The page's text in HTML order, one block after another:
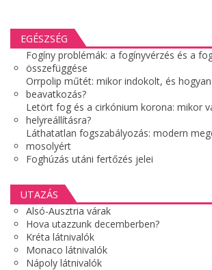
EGÉSZSÉG
Fogíny problémák: a fogínyvérzés és a
összefüggése
Orrpolip műtét: mikor indokolt, és
beavatkozás?
Letört fog és a cirkónium korona: mikor
helyreállításra?
Láthatatlan fogszabályozás: modern
mosolyért
Foghúzás utáni fertőzés jelei
UTAZÁS
Alsó-Ausztria várak
Hova utazzunk decemberben?
Kréta látnivalók
Monaco látnivalók
Nápoly látnivalók